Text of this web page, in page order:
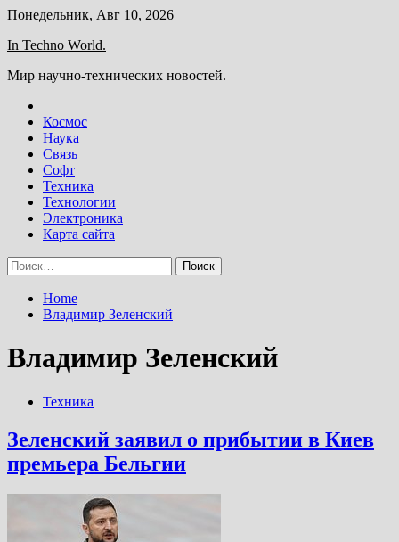
Skip
content
Понедельник, Авг 10, 2026
In Techno World.
Мир научно-технических новостей.
Космос
Наука
Связь
Софт
Техника
Технологии
Электроника
Карта сайта
Найти:
Home
Владимир Зеленский
Владимир Зеленский
Техника
Зеленский заявил о прибытии в Киев
премьера Бельгии